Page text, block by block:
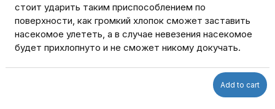
стоит ударить таким приспособлением по
поверхности, как громкий хлопок сможет заставить
насекомое улететь, а в случае невезения насекомое
будет прихлопнуто и не сможет никому докучать.
Add to cart